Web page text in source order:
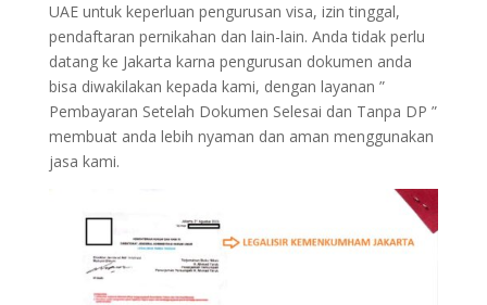
UAE untuk keperluan pengurusan visa, izin tinggal,
pendaftaran pernikahan dan lain-lain. Anda tidak perlu
datang ke Jakarta karna pengurusan dokumen anda
bisa diwakilakan kepada kami, dengan layanan ”
Pembayaran Setelah Dokumen Selesai dan Tanpa DP ”
membuat anda lebih nyaman dan aman menggunakan
jasa kami.